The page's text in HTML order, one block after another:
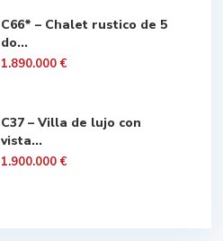
C66* – Chalet rustico de 5
do...
1.890.000 €
C37 – Villa de lujo con
vista...
1.900.000 €